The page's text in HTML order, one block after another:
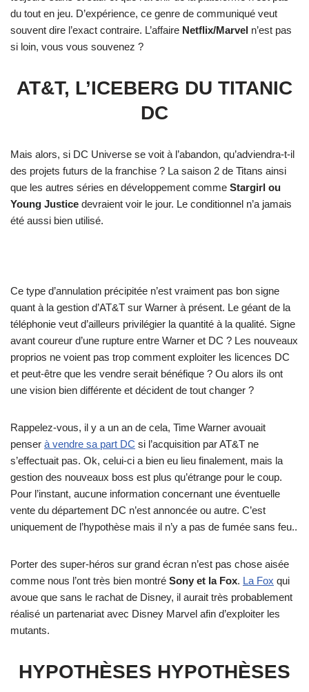
du tout en jeu. D’expérience, ce genre de communiqué veut
souvent dire l’exact contraire. L’affaire Netflix/Marvel n’est pas
si loin, vous vous souvenez ?
AT&T, L’ICEBERG DU TITANIC
DC
Mais alors, si DC Universe se voit à l’abandon, qu’adviendra-t-il
des projets futurs de la franchise ? La saison 2 de Titans ainsi
que les autres séries en développement comme Stargirl ou
Young Justice devraient voir le jour. Le conditionnel n’a jamais
été aussi bien utilisé.
Ce type d’annulation précipitée n’est vraiment pas bon signe
quant à la gestion d’AT&T sur Warner à présent. Le géant de la
téléphonie veut d’ailleurs privilégier la quantité à la qualité. Signe
avant coureur d’une rupture entre Warner et DC ? Les nouveaux
proprios ne voient pas trop comment exploiter les licences DC
et peut-être que les vendre serait bénéfique ? Ou alors ils ont
une vision bien différente et décident de tout changer ?
Rappelez-vous, il y a un an de cela, Time Warner avouait
penser à vendre sa part DC si l’acquisition par AT&T ne
s’effectuait pas. Ok, celui-ci a bien eu lieu finalement, mais la
gestion des nouveaux boss est plus qu’étrange pour le coup.
Pour l’instant, aucune information concernant une éventuelle
vente du département DC n’est annoncée ou autre. C’est
uniquement de l’hypothèse mais il n’y a pas de fumée sans feu..
Porter des super-héros sur grand écran n’est pas chose aisée
comme nous l’ont très bien montré Sony et la Fox. La Fox qui
avoue que sans le rachat de Disney, il aurait très probablement
réalisé un partenariat avec Disney Marvel afin d’exploiter les
mutants.
HYPOTHÈSES HYPOTHÈSES